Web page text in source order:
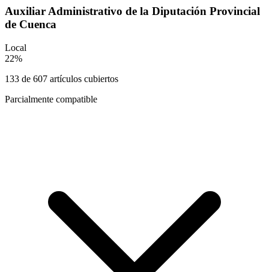
Auxiliar Administrativo de la Diputación Provincial
de Cuenca
Local
22%
133 de 607 artículos cubiertos
Parcialmente compatible